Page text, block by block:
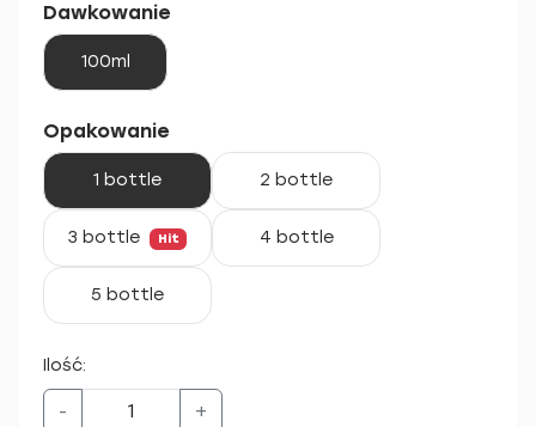
Dawkowanie
100ml
Opakowanie
1 bottle 2 bottle
3 bottle Hit 4 bottle
5 bottle
Ilość:
- +